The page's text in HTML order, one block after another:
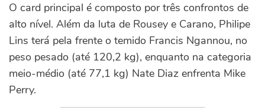
O card principal é composto por três confrontos de
alto nível. Além da luta de Rousey e Carano, Philipe
Lins terá pela frente o temido Francis Ngannou, no
peso pesado (até 120,2 kg), enquanto na categoria
meio-médio (até 77,1 kg) Nate Diaz enfrenta Mike
Perry.